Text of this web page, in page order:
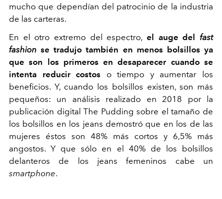
mucho que dependían del patrocinio de la industria
de las carteras.
En el otro extremo del espectro, el auge del fast
fashion se tradujo también en menos bolsillos ya
que son los primeros en desaparecer cuando se
intenta reducir costos o tiempo y aumentar los
beneficios. Y, cuando los bolsillos existen, son más
pequeños: un análisis realizado en 2018 por la
publicación digital The Pudding sobre el tamaño de
los bolsillos en los jeans demostró que en los de las
mujeres éstos son 48% más cortos y 6,5% más
angostos. Y que sólo en el 40% de los bolsillos
delanteros de los jeans femeninos cabe un
smartphone.